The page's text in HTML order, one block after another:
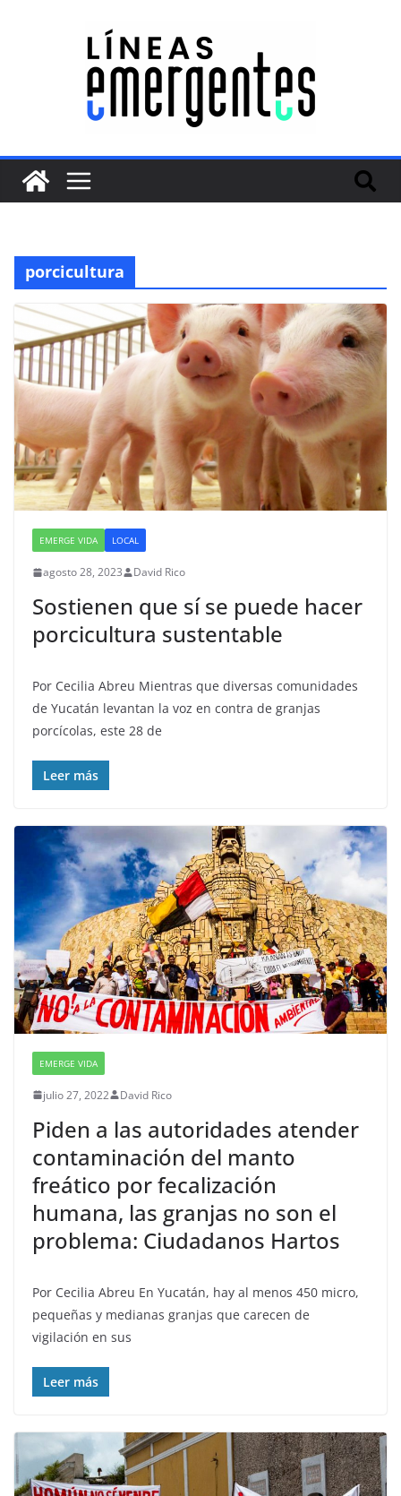
porcicultura
EMERGE VIDA LOCAL
agosto 28, 2023 David Rico
Sostienen que sí se puede hacer
porcicultura sustentable
Por Cecilia Abreu Mientras que diversas comunidades
de Yucatán levantan la voz en contra de granjas
porcícolas, este 28 de
Leer más
EMERGE VIDA
julio 27, 2022 David Rico
Piden a las autoridades atender
contaminación del manto
freático por fecalización
humana, las granjas no son el
problema: Ciudadanos Hartos
Por Cecilia Abreu En Yucatán, hay al menos 450 micro,
pequeñas y medianas granjas que carecen de
vigilación en sus
Leer más